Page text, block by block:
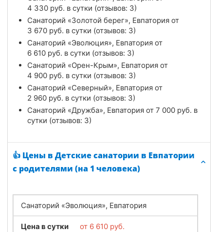
4 330 руб. в сутки (отзывов: 3)
Санаторий «Золотой берег», Евпатория от
3 670 руб. в сутки (отзывов: 3)
Санаторий «Эволюция», Евпатория от
6 610 руб. в сутки (отзывов: 3)
Санаторий «Орен-Крым», Евпатория от
4 900 руб. в сутки (отзывов: 3)
Санаторий «Северный», Евпатория от
2 960 руб. в сутки (отзывов: 3)
Санаторий «Дружба», Евпатория от 7 000 руб. в
сутки (отзывов: 3)
👍 Цены в Детские санатории в Евпатории
с родителями (на 1 человека)
Санаторий «Эволюция», Евпатория
Цена в сутки от 6 610 руб.